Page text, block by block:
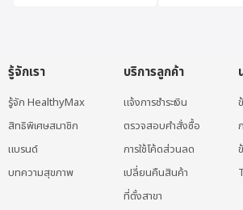
รู้จักเรา
รู้จัก HealthyMax
สิทธิพิเศษสมาชิก
แบรนด์
บทความสุขภาพ
บริการลูกค้า
แจ้งการชำระเงิน
ตรวจสอบคำสั่งซื้อ
การใช้โค้ดส่วนลด
เปลี่ยนคืนสินค้า
ที่ตั้งสาขา